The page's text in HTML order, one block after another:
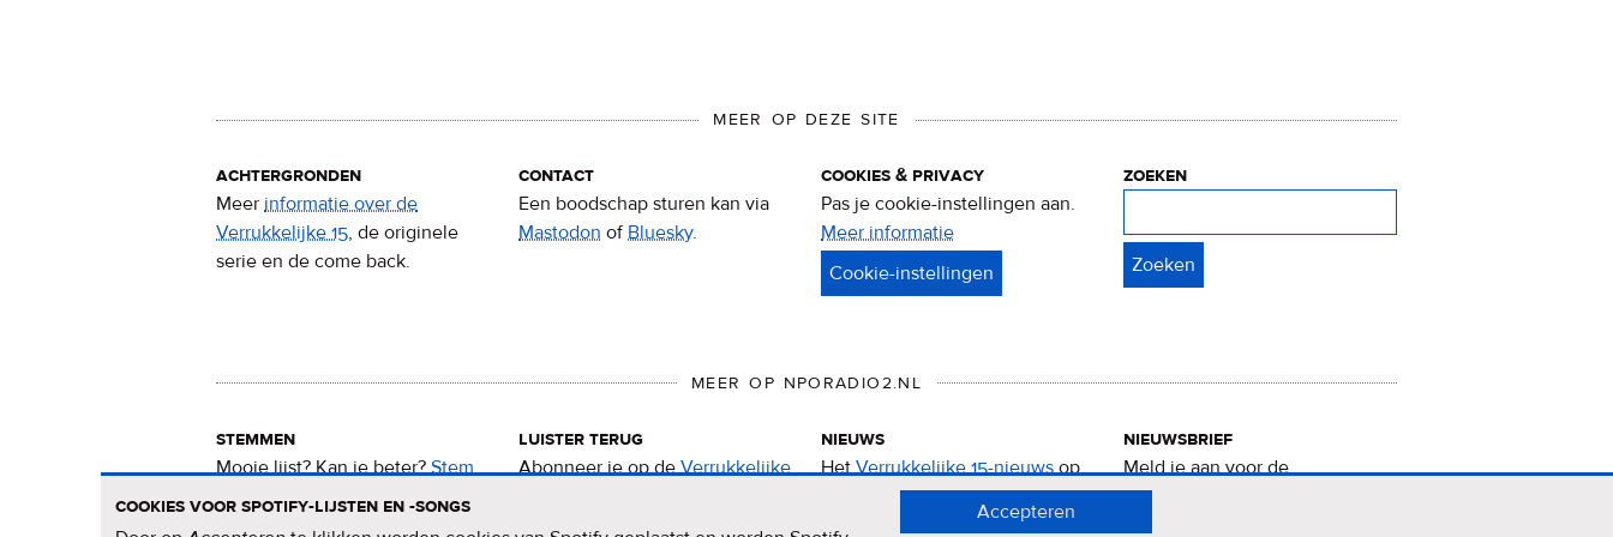
MEER OP DEZE SITE
achtergronden
Meer informatie over de
Verrukkelijke 15, de originele
serie en de come back.
contact
Een boodschap sturen kan via
Mastodon ofBluesky.
cookies & privacy
Pas je cookie-instellingen aan.
Meer informatie
&
zoeken
MEER OP NPORADIO2.NL
stemmen
Mooie lijst? Kan ie beter?Stem
nu voor de Verrukkelijke 15.
luister terug
Abonneer je op deVerrukkelijke
nieuws
HetVerrukkelijke 15-nieuwsop
de NPO Radio 2-website.
nieuwsbrief
Meld je aan voor de
Verrukkelijke 15-nieuwsbrief
cookies voor spotify-lijsten en -songs
Accepteren